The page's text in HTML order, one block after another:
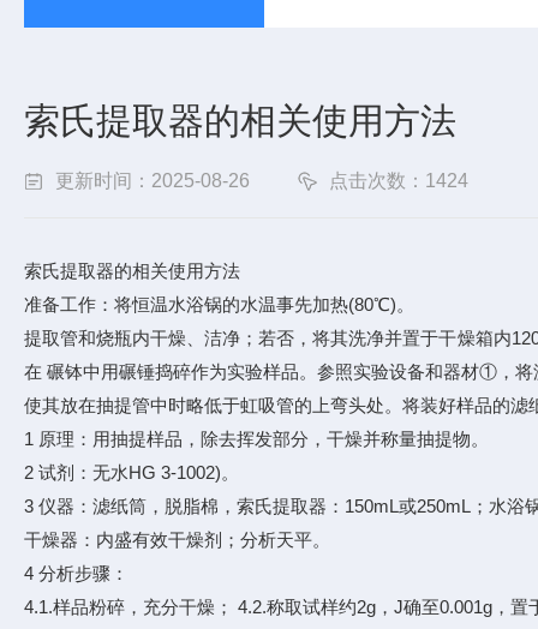
索氏提取器的相关使用方法
更新时间：2025-08-26 点击次数：1424
索氏提取器的相关使用方法
准备工作：将恒温水浴锅的水温事先加热(80℃)。
提取管和烧瓶内干燥、洁净；若否，将其洗净并置于干燥箱内
在 碾钵中用碾锤捣碎作为实验样品。参照实验设备和器材①，
使其放在抽提管中时略低于虹吸管的上弯头处。将装好样品的
1 原理：用抽提样品，除去挥发部分，干燥并称量抽提物。
2 试剂：无水HG 3-1002)。
3 仪器：滤纸筒，脱脂棉，索氏提取器：150mL或250mL；水浴
干燥器：内盛有效干燥剂；分析天平。
4 分析步骤：
4.1.样品粉碎，充分干燥； 4.2.称取试样约2g，J确至0.001g，置